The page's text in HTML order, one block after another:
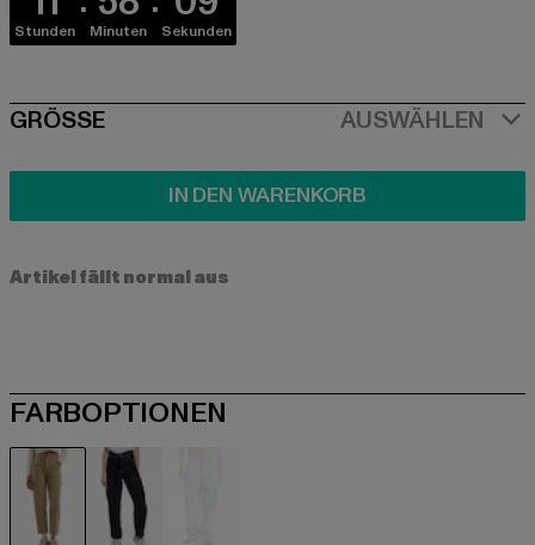
Stunden Minuten Sekunden
SIZE
GRÖSSE AUSWÄHLEN
IN DEN WARENKORB
Artikel fällt normal aus
FARBOPTIONEN